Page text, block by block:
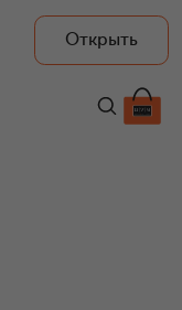
Открыть
48 350 ₽